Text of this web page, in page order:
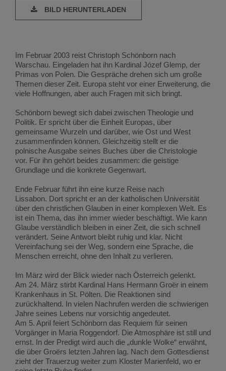
BILD HERUNTERLADEN
Im Februar 2003 reist Christoph Schönborn nach
Warschau. Eingeladen hat ihn Kardinal Józef Glemp, der
Primas von Polen. Die Gespräche drehen sich um große
Themen dieser Zeit. Europa steht vor einer Erweiterung, die
viele Hoffnungen, aber auch Fragen mit sich bringt.
Schönborn bewegt sich dabei zwischen Theologie und
Politik. Er spricht über die Einheit Europas, über
gemeinsame Wurzeln und darüber, wie Ost und West
zusammenfinden können. Gleichzeitig stellt er die
polnische Ausgabe seines Buches über die Christologie
vor. Für ihn gehört beides zusammen: die geistige
Grundlage und die konkrete Gegenwart.
Ende Februar führt ihn eine kurze Reise nach
Lissabon. Dort spricht er an der katholischen Universität
über den christlichen Glauben in einer komplexen Welt. Es
ist ein Thema, das ihn immer wieder beschäftigt. Wie kann
Glaube verständlich bleiben in einer Zeit, die sich schnell
verändert. Seine Antwort bleibt ruhig und klar. Nicht
Vereinfachung sei der Weg, sondern eine Sprache, die
Menschen erreicht, ohne den Inhalt zu verlieren.
Im März wird der Blick wieder nach Österreich gelenkt.
Am 24. März stirbt Kardinal Hans Hermann Groër in einem
Krankenhaus in St. Pölten. Die Reaktionen sind
zurückhaltend. In vielen Nachrufen werden die schwierigen
Jahre seines Lebens nur vorsichtig angedeutet.
Am 5. April feiert Schönborn das Requiem für seinen
Vorgänger in Maria Roggendorf. Die Atmosphäre ist still und
ernst. In der Predigt wird auch die „dunkle Wolke“ erwähnt,
die über Groërs letzten Jahren lag. Nach dem Gottesdienst
zieht der Trauerzug weiter zum Kloster Marienfeld, wo er